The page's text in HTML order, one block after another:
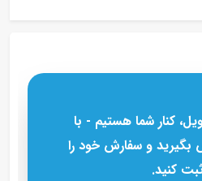
کنار شما هستیم - با
بگیرید و سفارش خود را
کنید.